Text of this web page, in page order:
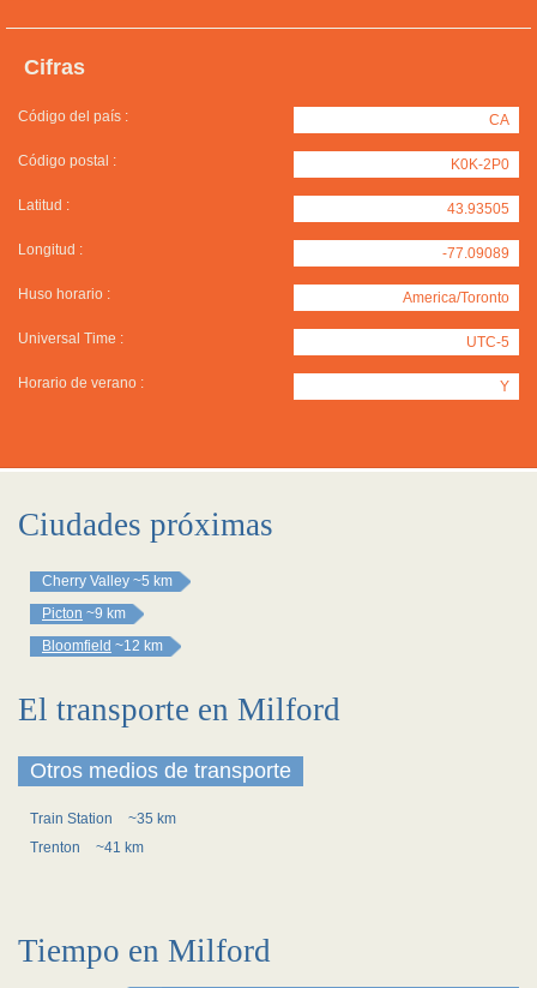
Cifras
Código del país : CA
Código postal : K0K-2P0
Latitud : 43.93505
Longitud : -77.09089
Huso horario : America/Toronto
Universal Time : UTC-5
Horario de verano : Y
Ciudades próximas
Cherry Valley ~5 km
Picton ~9 km
Bloomfield ~12 km
El transporte en Milford
Otros medios de transporte
Train Station
~35 km
Trenton
~41 km
Tiempo en Milford